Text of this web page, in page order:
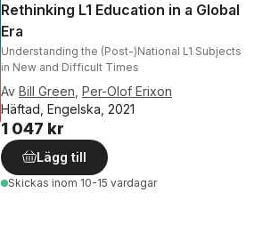
Rethinking L1 Education in a Global
Era
Understanding the (Post-)National L1 Subjects
in New and Difficult Times
Av Bill Green Per-Olof Erixon
Häftad, Engelska, 2021
1 047 kr
Lägg till
Skickas inom 10-15 vardagar